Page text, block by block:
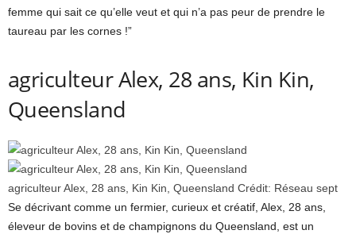
femme qui sait ce qu’elle veut et qui n’a pas peur de prendre le
taureau par les cornes !”
agriculteur Alex, 28 ans, Kin Kin,
Queensland
agriculteur Alex, 28 ans, Kin Kin, Queensland Crédit: Réseau sept
Se décrivant comme un fermier, curieux et créatif, Alex, 28 ans,
éleveur de bovins et de champignons du Queensland, est un